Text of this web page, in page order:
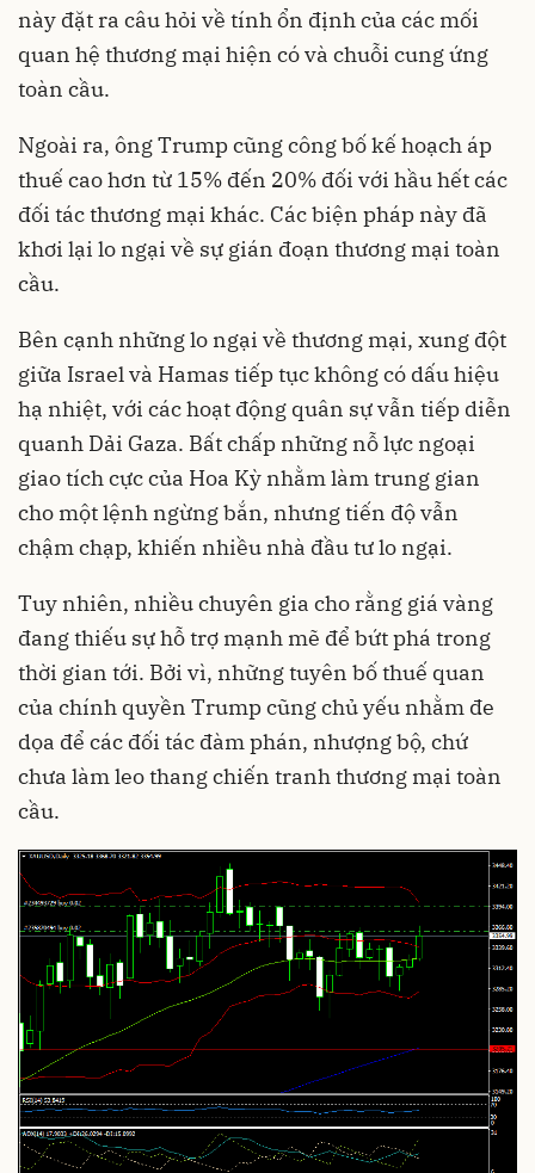
này đặt ra câu hỏi về tính ổn định của các mối
quan hệ thương mại hiện có và chuỗi cung ứng
toàn cầu.
Ngoài ra, ông Trump cũng công bố kế hoạch áp
thuế cao hơn từ 15% đến 20% đối với hầu hết các
đối tác thương mại khác. Các biện pháp này đã
khơi lại lo ngại về sự gián đoạn thương mại toàn
cầu.
Bên cạnh những lo ngại về thương mại, xung đột
giữa Israel và Hamas tiếp tục không có dấu hiệu
hạ nhiệt, với các hoạt động quân sự vẫn tiếp diễn
quanh Dải Gaza. Bất chấp những nỗ lực ngoại
giao tích cực của Hoa Kỳ nhằm làm trung gian
cho một lệnh ngừng bắn, nhưng tiến độ vẫn
chậm chạp, khiến nhiều nhà đầu tư lo ngại.
Tuy nhiên, nhiều chuyên gia cho rằng giá vàng
đang thiếu sự hỗ trợ mạnh mẽ để bứt phá trong
thời gian tới. Bởi vì, những tuyên bố thuế quan
của chính quyền Trump cũng chủ yếu nhằm đe
dọa để các đối tác đàm phán, nhượng bộ, chứ
chưa làm leo thang chiến tranh thương mại toàn
cầu.